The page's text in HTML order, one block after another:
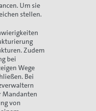
Um sie
stellen.
Zudem
bei
Wege
Bei
Mandanten
von